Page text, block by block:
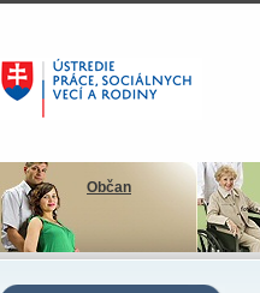
Občan